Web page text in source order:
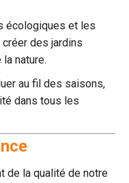
écologiques et les
des jardins
nature.
au fil des saisons,
dans tous les
de la qualité de notre